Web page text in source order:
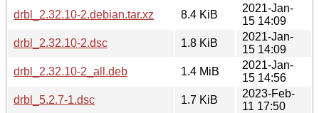
drbl_2.32.10-2.debian.tar.xz
8.4 KiB
2021-Jan-
15 14:09
drbl_2.32.10-2.dsc
1.8 KiB
2021-Jan-
15 14:09
drbl_2.32.10-2_all.deb
1.4 MiB
2021-Jan-
15 14:56
drbl_5.2.7-1.dsc
1.7 KiB
2023-Feb-
11 17:50